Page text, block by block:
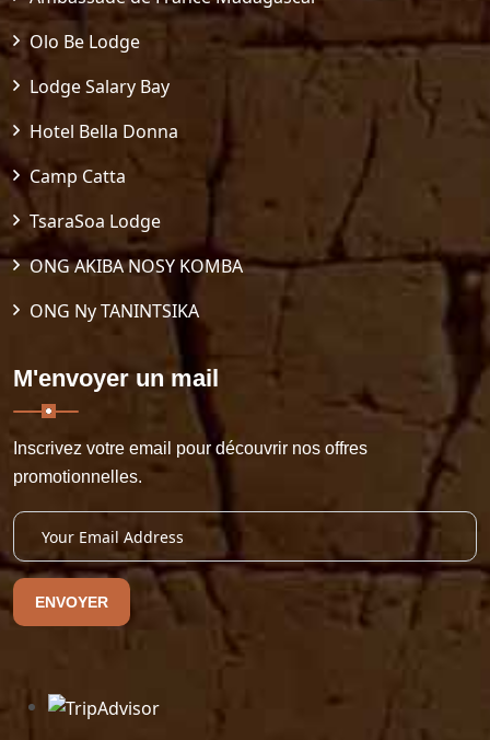
Olo Be Lodge
Lodge Salary Bay
Hotel Bella Donna
Camp Catta
TsaraSoa Lodge
ONG AKIBA NOSY KOMBA
ONG Ny TANINTSIKA
M'envoyer un mail
Inscrivez votre email pour découvrir nos offres
promotionnelles.
ENVOYER